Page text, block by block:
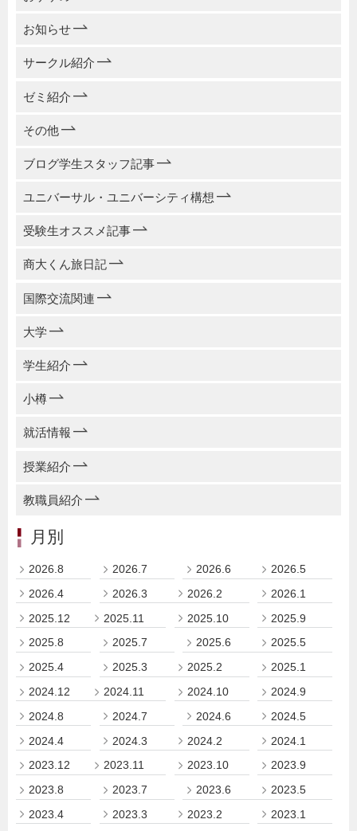
お知らせ
サークル紹介
ゼミ紹介
その他
ブログ学生スタッフ記事
ユニバーサル・ユニバーシティ構想
受験生オススメ記事
商大くん旅日記
国際交流関連
大学
学生紹介
小樽
就活情報
授業紹介
教職員紹介
月別
2026.8 2026.7 2026.6
2026.5
2026.4
2026.3 2026.2
2026.1
2025.12
2025.11 2025.10
2025.9
2025.8
2025.7 2025.6
2025.5
2025.4
2025.3 2025.2
2025.1
2024.12
2024.11 2024.10
2024.9
2024.8
2024.7 2024.6
2024.5
2024.4
2024.3 2024.2
2024.1
2023.12
2023.11 2023.10
2023.9
2023.8
2023.7 2023.6
2023.5
2023.4
2023.3 2023.2
2023.1